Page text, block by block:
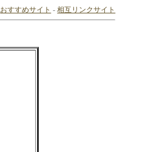
おすすめサイト -相互リンクサイト